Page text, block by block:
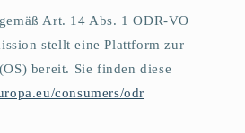
Art. 14 Abs. 1 ODR-VO
stellt eine Plattform zur
bereit. Sie finden diese
consumers/odr